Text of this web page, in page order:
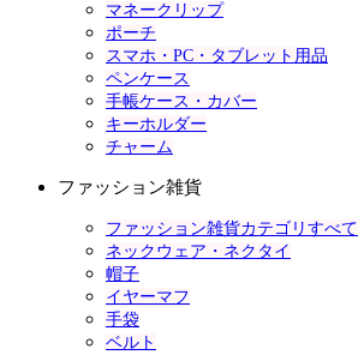
マネークリップ
ポーチ
スマホ・PC・タブレット用品
ペンケース
手帳ケース・カバー
キーホルダー
チャーム
ファッション雑貨
ファッション雑貨カテゴリすべて
ネックウェア・ネクタイ
帽子
イヤーマフ
手袋
ベルト